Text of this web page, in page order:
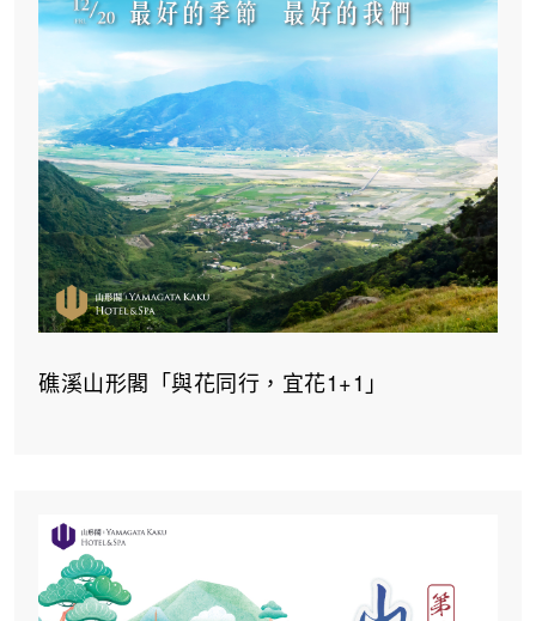
礁溪山形閣「與花同行，宜花1+1」